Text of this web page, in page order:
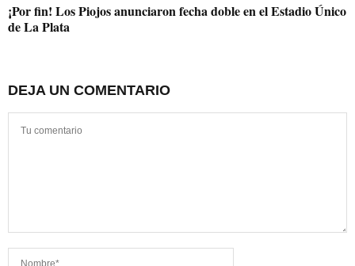
¡Por fin! Los Piojos anunciaron fecha doble en el Estadio Único
de La Plata
DEJA UN COMENTARIO